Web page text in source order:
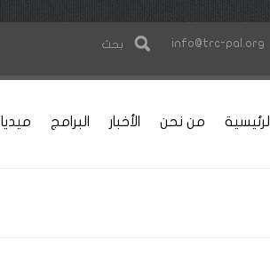
info@trc-pal.org بحث
الرئيسية من نحن الأخبار البرامج ميديا